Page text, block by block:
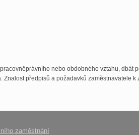
nebo obdobného vztahu, dbát
předpisů a požadavků zaměstnavatele
zaměstnání